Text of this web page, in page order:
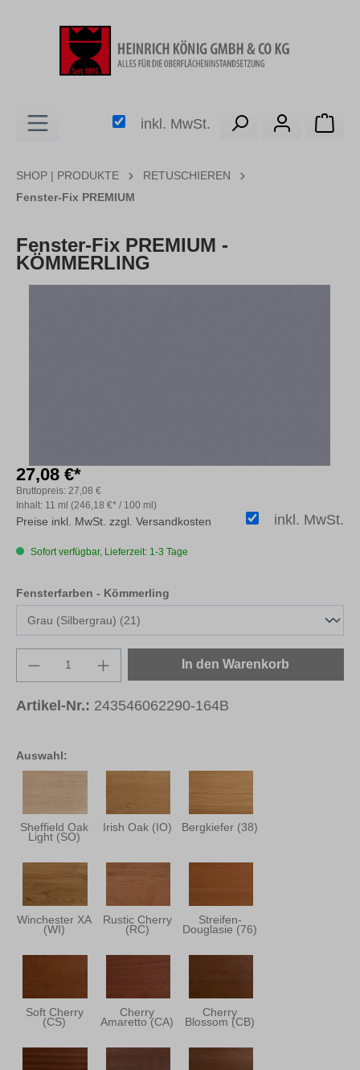
inkl. MwSt.
SHOP | PRODUKTE
RETUSCHIEREN
Fenster-Fix PREMIUM
Fenster-Fix PREMIUM -
KÖMMERLING
Auswahl:
Sheffield Oak
Light (SO)
Irish Oak (IO) Bergkiefer (38)
Winchester XA
(WI)
Rustic Cherry
(RC)
Streifen-
Douglasie (76)
Soft Cherry
(CS)
Cherry
Amaretto (CA)
Cherry
Blossom (CB)
27,08 €*
Inhalt: 11 ml (246,18 €* / 100 ml)
Bruttopreis: 27,08 €
inkl. MwSt.
Preise inkl. MwSt. zzgl. Versandkosten
Sofort verfügbar, Lieferzeit: 1-3 Tage
Fensterfarben - Kömmerling
Produkt Anzahl: Gib den gewünschten
In den Warenkorb
Artikel-Nr.: 243546062290-164B